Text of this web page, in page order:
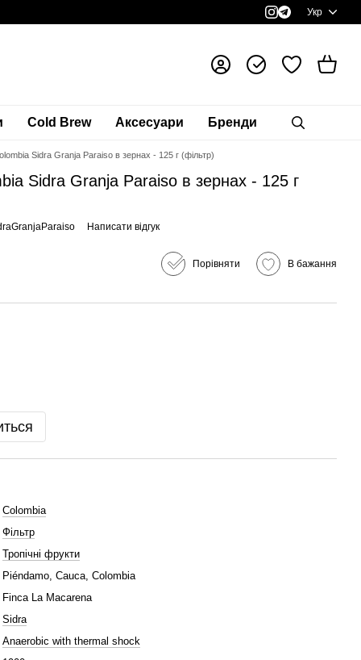
Укр
Cold Brew Аксесуари Бренди
Sidra Granja Paraiso в зернах - 125 г (фільтр)
Sidra Granja Paraiso в зернах - 125 г
Написати відгук
Порівняти В бажання
Colombia
Фільтр
Тропічні фрукти
Piéndamo, Cauca, Colombia
Finca La Macarena
Sidra
Anaerobic with thermal shock